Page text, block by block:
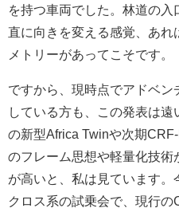
を持つ車両でした。林道の
直に向きを変える感覚、あれ
メトリーがあってこそです。
ですから、現時点でアドベ
している方も、この発表は
の新型Africa Twinや次期
のフレーム思想や軽量化技術
が高いと、私は見ています。
クロス系の試乗会で、現行の